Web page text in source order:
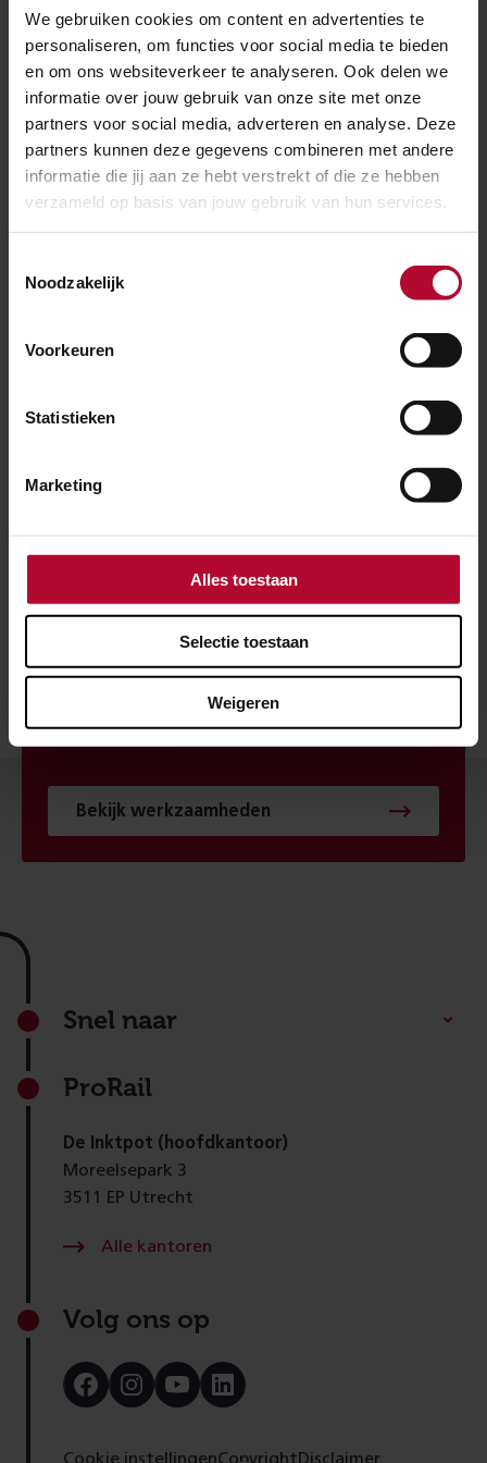
We gebruiken cookies om content en advertenties te
personaliseren, om functies voor social media te bieden
en om ons websiteverkeer te analyseren. Ook delen we
informatie over jouw gebruik van onze site met onze
partners voor social media, adverteren en analyse. Deze
partners kunnen deze gegevens combineren met andere
informatie die jij aan ze hebt verstrekt of die ze hebben
verzameld op basis van jouw gebruik van hun services.
Noodzakelijk
Voorkeuren
Statistieken
Marketing
Alles toestaan
Selectie toestaan
Weigeren
Ben je tevreden over de informatie op
deze pagina?
Ja Nee
Spoorwerkcheck
spoor? Maak dan gebruik van onze
werkzaamheden in jouw buurt gepland staan.
Bekijk werkzaamheden
Footer
Snel naar
ProRail
De Inktpot (hoofdkantoor)
Moreelsepark 3
3511 EP Utrecht
Alle kantoren
Volg ons op
Bezoek
onze
Bezoek
onze
Bezoek
onze
Bezoek
onze
Cookie instellingenCopyright Disclaimer